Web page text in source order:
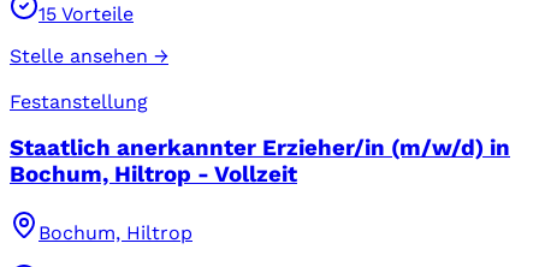
15 Vorteile
Stelle ansehen →
Festanstellung
Staatlich anerkannter Erzieher/in (m/w/d) in
Bochum, Hiltrop - Vollzeit
Bochum, Hiltrop